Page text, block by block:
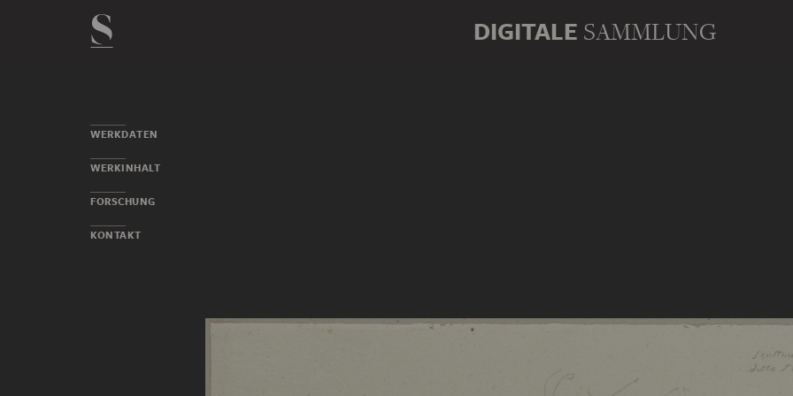
DIGITALE SAMMLUNG
WERKDATEN
WERKINHALT
FORSCHUNG
KONTAKT